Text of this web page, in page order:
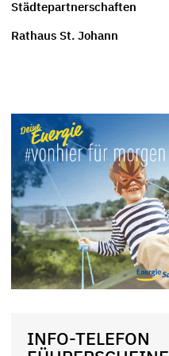
Städtepartnerschaften
Rathaus St. Johann
INFO-TELEFON